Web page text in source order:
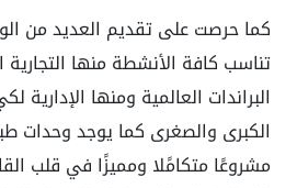
كما حرصت على تقديم العديد من
تناسب كافة الأنشطة منها
البراندات العالمية ومنها
الكبرى والصغرى كما يوجد وحدات
مشروعًا متكامًلا ومميزًا في قلب